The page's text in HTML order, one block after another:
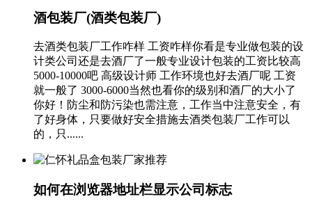
酒包装厂(酒类包装厂)
去酒类包装厂工作咋样 工资咋样你看是专业做包装的设
计类公司还是去酒厂了一般专业设计包装的工资比较高
5000-10000吧 高级设计师 工作环境也好去酒厂呢 工资
就一般了 3000-6000当然也看你的级别和酒厂的大小了
你好！防尘和防污染也需注意，工作当中注意安全，有
了好身体，只要做好安全措施去酒类包装厂工作可以
的，只......
如何在浏览器地址栏显示公司标志